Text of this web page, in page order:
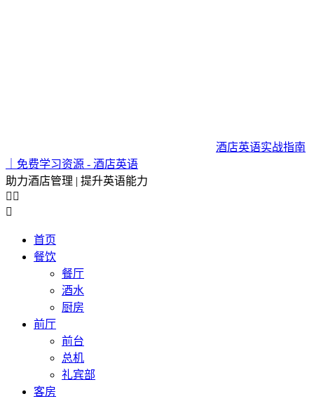
酒店英语实战指南
｜免费学习资源 - 酒店英语
助力酒店管理 | 提升英语能力
 

首页
餐饮
餐厅
酒水
厨房
前厅
前台
总机
礼宾部
客房